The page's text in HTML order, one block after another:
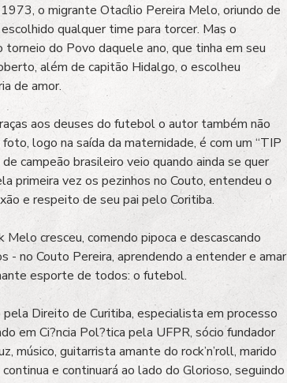
o migrante Otacílio Pereira Melo, oriundo de
qualquer time para torcer. Mas o
torneio do Povo daquele ano, que tinha em seu
além de capitão Hidalgo, o escolheu
de amor.
aos deuses do futebol o autor também não
logo na saída da maternidade, é com um “TIP
campeão brasileiro veio quando ainda se quer
primeira vez os pezinhos no Couto, entendeu o
e respeito de seu pai pelo Coritiba.
Melo cresceu, comendo pipoca e descascando
- no Couto Pereira, aprendendo a entender e amar
esporte de todos: o futebol.
Direito de Curitiba, especialista em processo
em Ci?ncia Pol?tica pela UFPR, sócio fundador
músico, guitarrista amante do rock’n’roll, marido
e continuará ao lado do Glorioso, seguindo